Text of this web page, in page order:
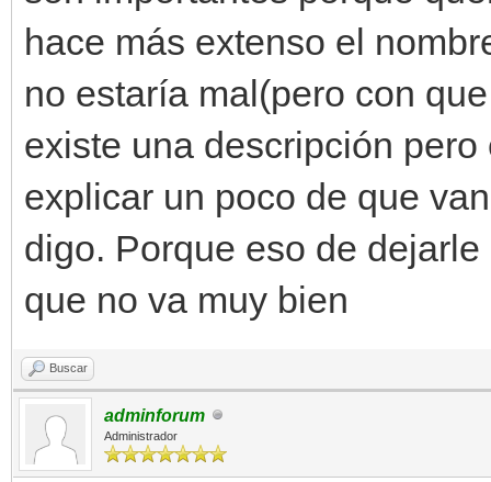
hace más extenso el
no estaría mal(pero con
existe una descripción
explicar un poco de que
digo. Porque eso de
que no va muy bien
Buscar
adminforum
Administrador